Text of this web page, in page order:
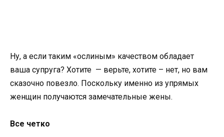
Ну, а если таким «ослиным» качеством обладает
ваша супруга? Хотите — верьте, хотите – нет, но вам
сказочно повезло. Поскольку именно из упрямых
женщин получаются замечательные жены.
Все четко